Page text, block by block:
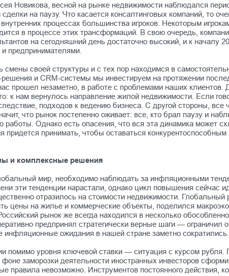
Новикова, весной на рынке недвижимости наблюдался
на паузу. Что каcается консалтинговых компаний, то
процессах большинства игроков. Некоторым
в процессе этих трансформаций. В свою очередь,
на сегодняшний день достаточно высокий, и к началу
предпринимателями.
своей структуры и с тех пор находимся в
и CRM-системы мы инвестируем на протяжении
прошел незаметно, в работе с проблемами наших клиентов.
к нам вернулось направление жилой недвижимости. Если
подходов к ведению бизнеса. С другой стороны, все
что рынок постепенно оживает: все, кто брал паузу и
работы. Однако есть опасения, что вся эта динамика может
придется принимать, чтобы оставаться
и комплексные решения
мир, необходимо наблюдать за инфляционными
эти тенденции нарастали, однако цикл повышения сейчас
отразилось на стоимости недвижимости.
цены на жилье и коммерческие объекты, поделился
рынок же всегда находился в несколько
предпринял стратегически верные шаги — ограничил
ожидания в нашей стране заметно сократились.
уровня ключевой ставки — ситуация с курсом
заморозки деятельности иностранных инвесторов
правила невозможно. Инструментов постоянного действия,